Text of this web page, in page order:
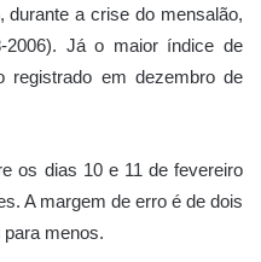
durante a crise do mensalão,
2006). Já o maior índice de
registrado em dezembro de
os dias 10 e 11 de fevereiro
A margem de erro é de dois
menos.